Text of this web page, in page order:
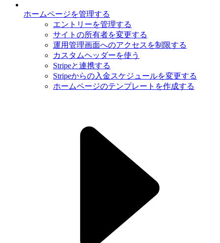
ホームページを管理する
エントリーを管理する
サイトの所有者を変更する
運用管理画面へのアクセスを制限する
カスタムヘッダーを使う
Stripeと連携する
Stripeからの入金スケジュールを変更する
ホームページのテンプレートを作成する